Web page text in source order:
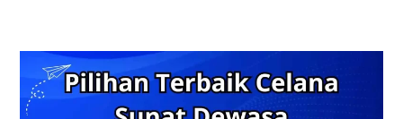
Penting
Memilih